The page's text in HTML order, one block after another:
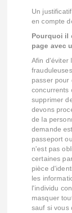
Un
en compte
Pourquoi il
page avec
Afin d'éviter
passer pour
concurrents
supprimer
devons
de la
demande
passeport
n'est pas
certaines
pièce
les
l'individu
masquer
sauf si vous